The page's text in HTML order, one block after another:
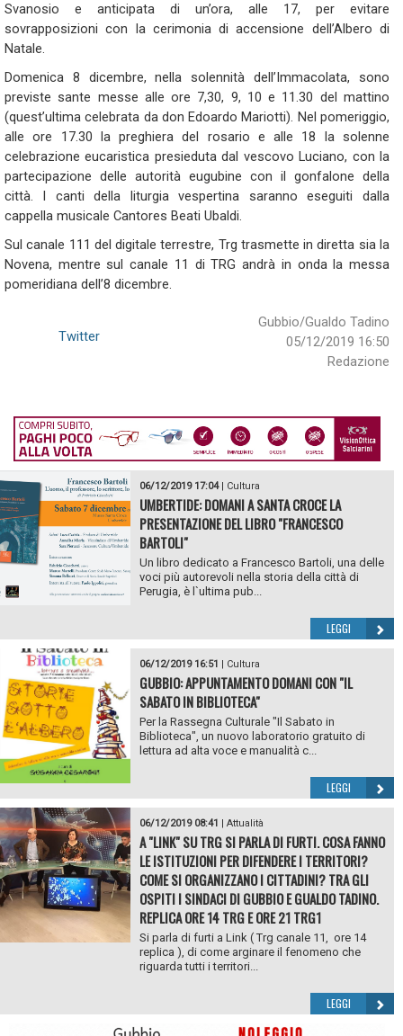
Svanosio e anticipata di un’ora, alle 17, per evitare
sovrapposizioni con la cerimonia di accensione dell’Albero di
Natale.
Domenica 8 dicembre, nella solennità dell’Immacolata, sono
previste sante messe alle ore 7,30, 9, 10 e 11.30 del mattino
(quest’ultima celebrata da don Edoardo Mariotti). Nel pomeriggio,
alle ore 17.30 la preghiera del rosario e alle 18 la solenne
celebrazione eucaristica presieduta dal vescovo Luciano, con la
partecipazione delle autorità eugubine con il gonfalone della
città. I canti della liturgia vespertina saranno eseguiti dalla
cappella musicale Cantores Beati Ubaldi.
Sul canale 111 del digitale terrestre, Trg trasmette in diretta sia la
Novena, mentre sul canale 11 di TRG andrà in onda la messa
pomeridiana dell’8 dicembre.
Gubbio/Gualdo Tadino
05/12/2019 16:50
Redazione
Twitter
06/12/2019 17:04| Cultura
UMBERTIDE: DOMANI A SANTA CROCE LA
PRESENTAZIONE DEL LIBRO "FRANCESCO
BARTOLI"
Un libro dedicato a Francesco Bartoli, una delle
voci più autorevoli nella storia della città di
Perugia, è l`ultima pub...
LEGGI
06/12/2019 16:51 Cultura
GUBBIO: APPUNTAMENTO DOMANI CON "IL
SABATO IN BIBLIOTECA"
Per la Rassegna Culturale "Il Sabato in
Biblioteca", un nuovo laboratorio gratuito di
lettura ad alta voce e manualità c...
LEGGI
06/12/2019 08:41 Attualità
A "LINK" SU TRG SI PARLA DI FURTI. COSA FANNO
LE ISTITUZIONI PER DIFENDERE I TERRITORI?
COME SI ORGANIZZANO I CITTADINI? TRA GLI
OSPITI I SINDACI DI GUBBIO E GUALDO TADINO.
REPLICA ORE 14 TRG E ORE 21 TRG1
Si parla di furti a Link ( Trg canale 11, ore 14
replica ), di come arginare il fenomeno che
riguarda tutti i territori...
LEGGI